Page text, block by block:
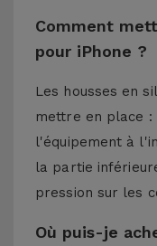
Comment
pour iPhone ?
Les housses en
mettre en place
l'équipement à
la partie
pression sur les
Où puis-je